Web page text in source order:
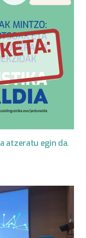
atzeratu egin da.